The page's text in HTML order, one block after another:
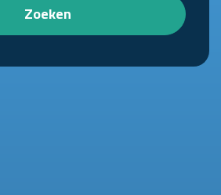
Zoeken